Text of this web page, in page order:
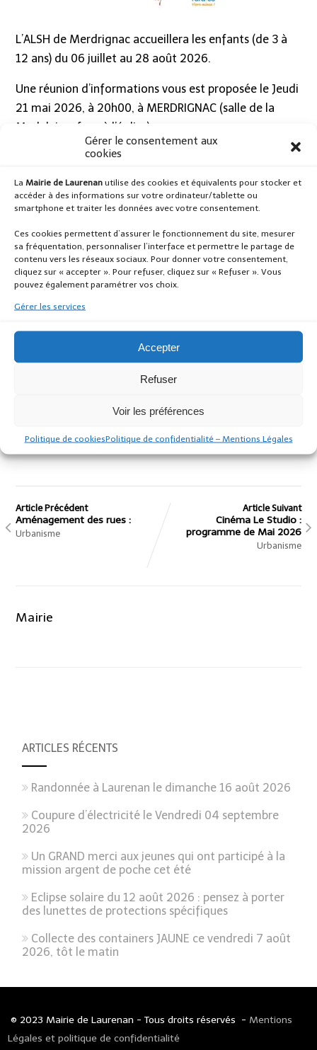
Gérer le consentement aux
cookies
La Mairie de Laurenan utilise des cookies et équivalents pour stocker et
accéder à des informations sur votre ordinateur/tablette ou
smartphone et traiter les données avec votre consentement.
Ces cookies permettent d’assurer le fonctionnement du site, mesurer
sa fréquentation, personnaliser l’interface et permettre le partage de
contenu vers les réseaux sociaux. Pour donner votre consentement,
cliquez sur « accepter ». Pour refuser, cliquez sur « Refuser ». Vous
pouvez également paramétrer vos choix.
Gérer les services
Accepter
Refuser
Voir les préférences
Politique de cookiesPolitique de confidentialité – Mentions Légales
L’ALSH de Merdrignac accueillera les enfants (de 3 à
12 ans) du 06 juillet au 28 août 2026.
Une réunion d’informations vous est proposée le Jeudi
21 mai 2026, à 20h00, à MERDRIGNAC (salle de la
Madeleine, face à l’église)
permanencessont organisées pour l’inscription
des enfants,
sur rendez-vous
Samedi 06 juin 2026, de 8h00 à 12h00
Mercredi 10 juin 2026, de 7h30 à 9h00 et de
13h30 à 18h00
Jeudi 11 juin 2026, de 13h45 à 18h00
Autres rendez-vous possibles, après ces dates, sur
demandes par mail (afrmerdrignac@hotmail.fr)
Clôturedes inscriptionsle jeudi 18 juin 2026.
Tél 02 96 56 91 13
Article Précédent
Aménagement des rues :
Urbanisme
Article Suivant
Cinéma Le Studio :
programme de Mai 2026
Urbanisme
Mairie
ARTICLES RÉCENTS
Randonnée à Laurenan le dimanche 16 août 2026
Coupure d’électricité le Vendredi 04 septembre
2026
Un GRAND merci aux jeunes qui ont participé à la
mission argent de poche cet été
Eclipse solaire du 12 août 2026 : pensez à porter
des lunettes de protections spécifiques
Collecte des containers JAUNE ce vendredi 7 août
2026, tôt le matin
© 2023 Mairie de Laurenan - Tous droits réservés - Mentions
Légales et politique de confidentialité